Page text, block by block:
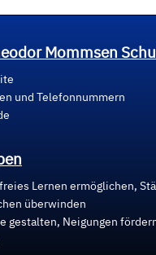
Mommsen
und Telefonnummern
Lernen ermöglichen,
überwinden
gestalten, Neigungen